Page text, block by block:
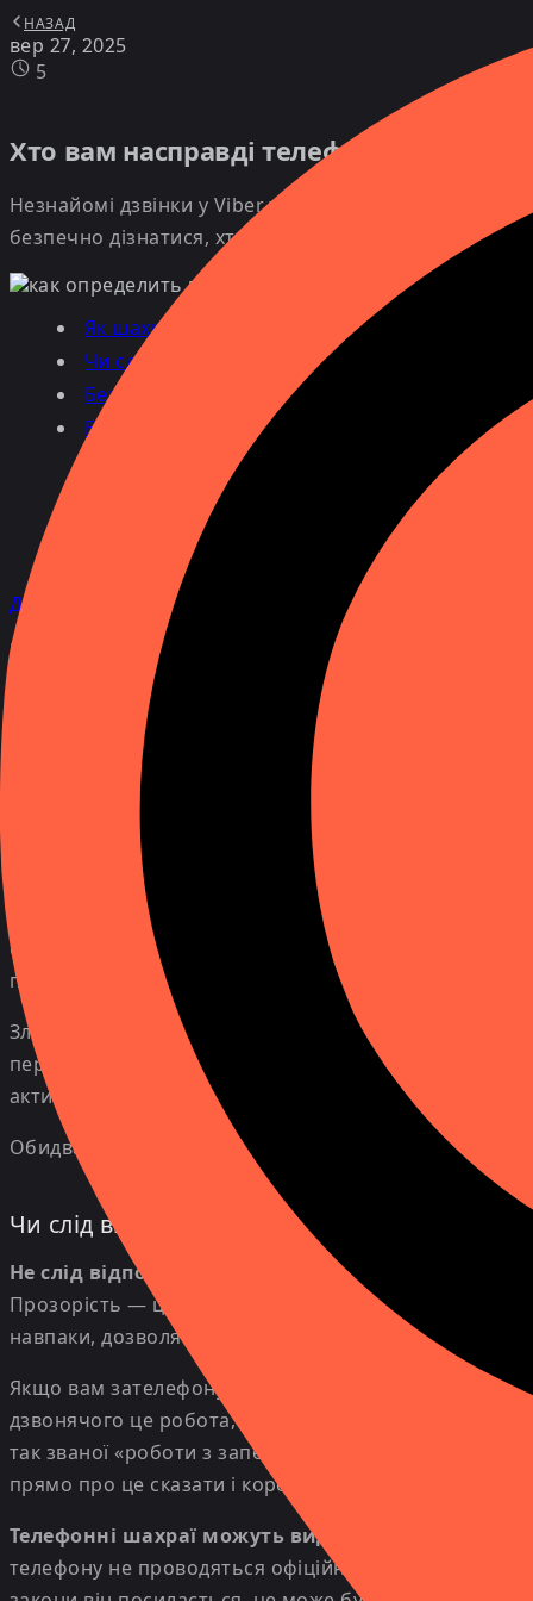
НАЗАД
вер 27, 2025
5
Хто вам насправді телефонував? Як
Незнайомі дзвінки у Viber та WhatsApp,
безпечно дізнатися, хто вам телефонував.
Як шахраї можуть телефонувати в
Чи слід відповідати на невідомі номери?
Безпечний спосіб дізнатися, хто
Багатофункціональний трекер для телефону
Дізнайтеся, хто телефонував
Визначити геолокацію телефону
Батьківський контроль та захист
Захист та конфіденційність
Дізнайтеся, хто телефонує з невідомого номера
Небажані дзвінки з невідомих номерів стають все
платформи для вимагання особистих даних або
зіткнутися з шахраями.
, які використовують
активності номера.
Для безпеки краще
Як шахраї можуть телефонувати
На прикладі Viber продемонструємо один з таких
захисту облікового запису. Потім його просять
свого облікового запису, після чого шахраї
подальші шахрайські дії.
Зловмисники також можуть зателефонувати з
передати конфіденційну інформацію. Вони часто
активність. Якщо ви передасте їм коди
Обидва схеми пов'язані з захопленням облікових
Чи слід відповідати на невідомі номери
Не слід відповідати на дзвінки з невідомих
Прозорість — це ознака довіри: якщо у дзвонячого
навпаки, дозволяє легко уникати відповідальності,
Якщо вам зателефонували з рекламною
дзвонячого це робота, але для нас це витрата
так званої «роботи з запереченнями», де продавці
прямо про це сказати і коректно завершити
Телефонні шахраї можуть видавати себе за
телефону не проводяться офіційні допити або